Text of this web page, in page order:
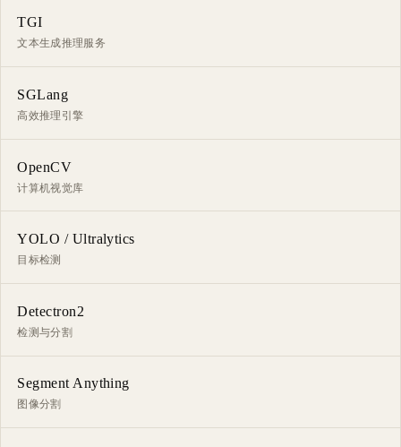
TGI
文本生成推理服务
SGLang
高效推理引擎
OpenCV
计算机视觉库
YOLO / Ultralytics
目标检测
Detectron2
检测与分割
Segment Anything
图像分割